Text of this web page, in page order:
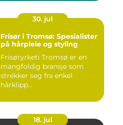
30. jul
Frisør i Tromsø: Spesialister
på hårpleie og styling
Frisøryrketi Tromsø er en
mangfoldig bransje som
strekker seg fra enkel
hårklipp...
18. jul